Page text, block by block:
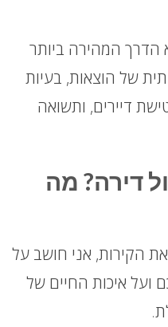
הדרך המהירה ביותר
של הוצאות, בעיות
דיירים, ותשואה
דירה? מה
הקירות, אני חושב על
ועל איכות החיים של